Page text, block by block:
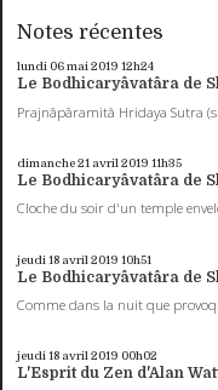
Notes récentes
lundi 06mai 2019 12h24
Le Bodhicaryâvatâra de
Prajnâpâramitâ Hridaya Sutra
dimanche 21 avril 2019 11h35
Le Bodhicaryâvatâra de
Cloche du soir d'un temple
jeudi 18 avril 2019 10h51
Le Bodhicaryâvatâra de
Comme dans la nuit que
jeudi 18 avril 2019 00h02
L'Esprit du Zen d'Alan